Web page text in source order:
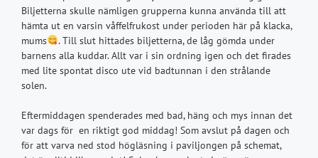
Biljetterna skulle nämligen grupperna kunna använda till att
hämta ut en varsin våffelfrukost under perioden här på klacka,
mums
. Till slut hittades biljetterna, de låg gömda under
barnens alla kuddar. Allt var i sin ordning igen och det firades
med lite spontat disco ute vid badtunnan i den strålande
solen.
Eftermiddagen spenderades med bad, häng och mys innan det
var dags för en riktigt god middag! Som avslut på dagen och
för att varva ned stod högläsning i paviljongen på schemat,